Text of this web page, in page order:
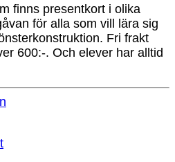
finns presentkort i olika
för alla som vill lära sig
Fri frakt
600:-. Och elever har alltid